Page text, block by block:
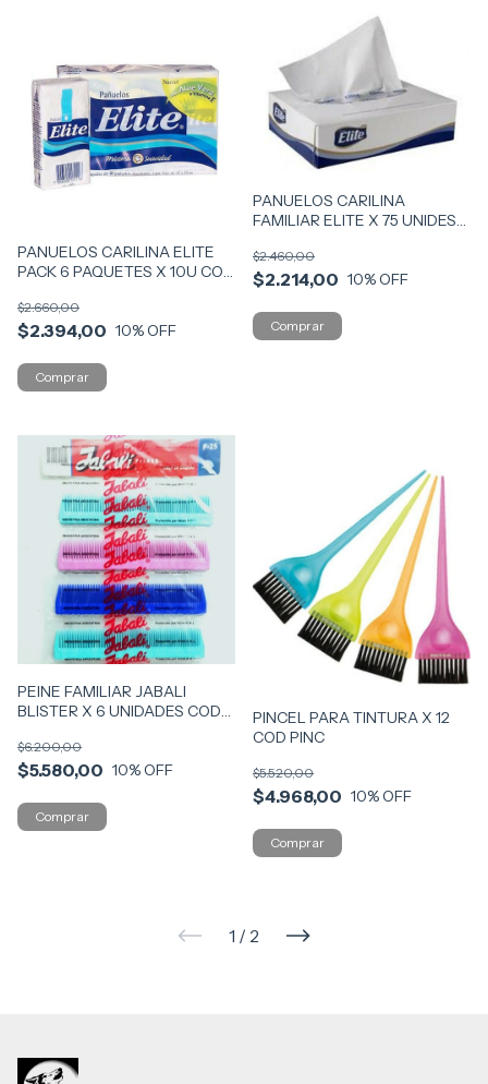
PANUELOS CARILINA ELITE
PACK 6 PAQUETES X 10U COD
$2.394,00
$2.660,00
10% OFF
PANUELOS CARILINA
FAMILIAR ELITE X 75 UNIDES
$2.214,00
$2.460,00
10% OFF
PEINE FAMILIAR JABALI
BLISTER X 6 UNIDADES COD
$5.580,00
$6.200,00
10% OFF
PINCEL PARA TINTURA X 12
COD PINC
$4.968,00
$5.520,00
10% OFF
1 / 2